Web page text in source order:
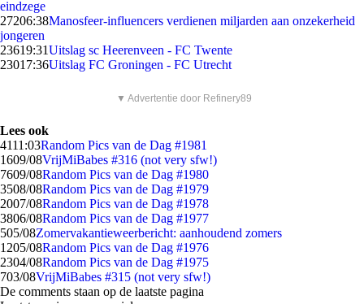
eindzege
27206:38Manosfeer-influencers verdienen miljarden aan onzekerheid
jongeren
23619:31Uitslag sc Heerenveen - FC Twente
23017:36Uitslag FC Groningen - FC Utrecht
▼ Advertentie door Refinery89
Lees ook
4111:03Random Pics van de Dag #1981
1609/08VrijMiBabes #316 (not very sfw!)
7609/08Random Pics van de Dag #1980
3508/08Random Pics van de Dag #1979
2007/08Random Pics van de Dag #1978
3806/08Random Pics van de Dag #1977
505/08Zomervakantieweerbericht: aanhoudend zomers
1205/08Random Pics van de Dag #1976
2304/08Random Pics van de Dag #1975
703/08VrijMiBabes #315 (not very sfw!)
De comments staan op de laatste pagina